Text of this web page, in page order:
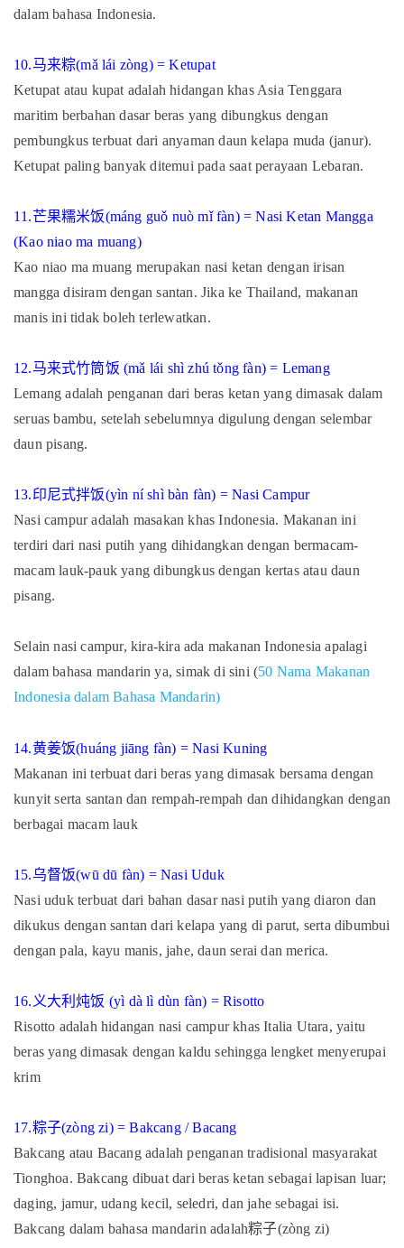
dalam bahasa Indonesia.
10.马来粽(mǎ lái zòng) = Ketupat
Ketupat atau kupat adalah hidangan khas Asia Tenggara
maritim berbahan dasar beras yang dibungkus dengan
pembungkus terbuat dari anyaman daun kelapa muda (janur).
Ketupat paling banyak ditemui pada saat perayaan Lebaran.
11.芒果糯米饭(máng guǒ nuò mǐ fàn) = Nasi Ketan Mangga
(Kao niao ma muang)
Kao niao ma muang merupakan nasi ketan dengan irisan
mangga disiram dengan santan. Jika ke Thailand, makanan
manis ini tidak boleh terlewatkan.
12.马来式竹筒饭 (mǎ lái shì zhú tǒng fàn) = Lemang
Lemang adalah penganan dari beras ketan yang dimasak dalam
seruas bambu, setelah sebelumnya digulung dengan selembar
daun pisang.
13.印尼式拌饭(yìn ní shì bàn fàn) = Nasi Campur
Nasi campur adalah masakan khas Indonesia. Makanan ini
terdiri dari nasi putih yang dihidangkan dengan bermacam-
macam lauk-pauk yang dibungkus dengan kertas atau daun
pisang.
Selain nasi campur, kira-kira ada makanan Indonesia apalagi
dalam bahasa mandarin ya, simak di sini (50 Nama Makanan
Indonesia dalam Bahasa Mandarin)
14.黄姜饭(huáng jiāng fàn) = Nasi Kuning
Makanan ini terbuat dari beras yang dimasak bersama dengan
kunyit serta santan dan rempah-rempah dan dihidangkan dengan
berbagai macam lauk
15.乌督饭(wū dū fàn) = Nasi Uduk
Nasi uduk terbuat dari bahan dasar nasi putih yang diaron dan
dikukus dengan santan dari kelapa yang di parut, serta dibumbui
dengan pala, kayu manis, jahe, daun serai dan merica.
16. 义大利炖饭 (yì dà lì dùn fàn) = Risotto
Risotto adalah hidangan nasi campur khas Italia Utara, yaitu
beras yang dimasak dengan kaldu sehingga lengket menyerupai
krim
17.粽子(zòng zi) = Bakcang / Bacang
Bakcang atau Bacang adalah penganan tradisional masyarakat
Tionghoa. Bakcang dibuat dari beras ketan sebagai lapisan luar;
daging, jamur, udang kecil, seledri, dan jahe sebagai isi.
Bakcang dalam bahasa mandarin adalah粽子(zòng zi)